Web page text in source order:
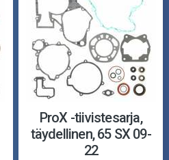
ProX -tiivistesarja,
täydellinen, 65 SX 09-
22